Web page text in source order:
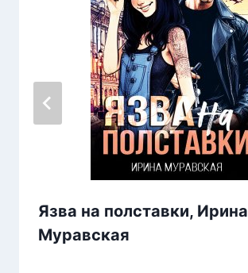
Язва на полставки, Ирина
Муравская